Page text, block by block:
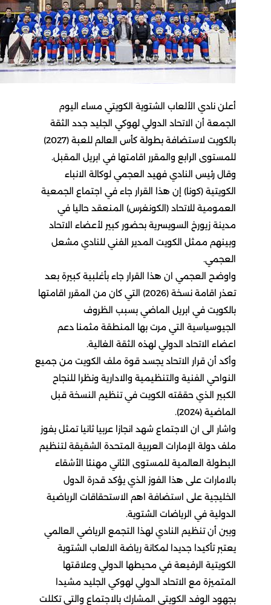
أعلن نادي الألعاب الشتوية الكويتي مساء اليوم
الجمعة أن الاتحاد الدولي لهوكي الجليد جدد الثقة
بالكويت لاستضافة بطولة كأس العالم للعبة (2027)
للمستوى الرابع والمقرر اقامتها في ابريل المقبل.
وقال رئيس النادي فهيد العجمي لوكالة الانباء
الكويتية (كونا) إن هذا القرار جاء في اجتماع الجمعية
العمومية للاتحاد (الكونغرس) المنعقد حاليا في
مدينة زيورخ السويسرية بحضور كبير لأعضاء الاتحاد
وبينهم ممثل الكويت المدير الفني للنادي مشعل
العجمي.
واوضح العجمي ان هذا القرار جاء بأغلبية كبيرة بعد
تعذر اقامة نسخة (2026) التي كان من المقرر اقامتها
بالكويت في ابريل الماضي بسبب الظروف
الجيوسياسية التي مرت بها المنطقة مثمنا دعم
اعضاء الاتحاد الدولي لهذه الثقة الغالية.
وأكد أن قرار الاتحاد يجسد قوة ملف الكويت من جميع
النواحي الفنية والتنظيمية والادارية ونظرا للنجاح
الكبير الذي حققته الكويت في تنظيم النسخة قبل
الماضية (2024).
واشار الى ان الاجتماع شهد انجازا عربيا ثانيا تمثل بفوز
ملف دولة الإمارات العربية المتحدة الشقيقة لتنظيم
البطولة العالمية للمستوى الثاني مهنئا الأشقاء
بالامارات على هذا الفوز الذي يؤكد قدرة الدول
الخليجية على استضافة اهم الاستحقاقات الرياضية
الدولية في الرياضات الشتوية.
وبين أن تنظيم النادي لهذا التجمع الرياضي العالمي
يعتبر تأكيدا جديدا لمكانة رياضة الالعاب الشتوية
الكويتية الرفيعة في محيطها الدولي وعلاقتها
المتميزة مع الاتحاد الدولي لهوكي الجليد مشيدا
بجهود الوفد الكويتي المشارك بالاجتماع والتي تكللت